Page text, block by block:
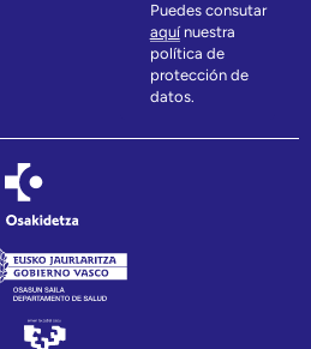
Puedes consutar
aquínuestra
política de
protección de
datos.